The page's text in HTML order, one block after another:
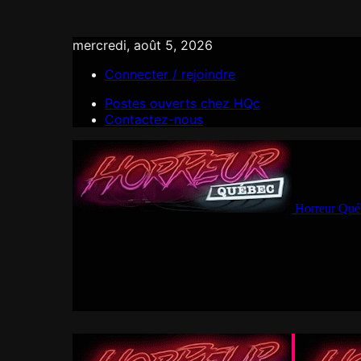
mercredi, août 5, 2026
Connecter / rejoindre
Postes ouverts chez HQc
Contactez-nous
Horreur